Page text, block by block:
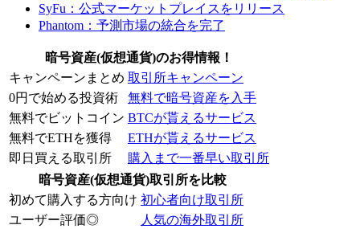
SyFu：公式マーケットプレイスをリリース
Phantom：予測市場の統合を完了
暗号資産(仮想通貨)のお得情報！
キャンペーンまとめ 取引所キャンペーン
0円で始める投資術
無料で暗号資産を入手
無料でビットコイン BTCが貰えるサービス
無料でETHを獲得
ETHが貰えるサービス
即日買える取引所
購入まで一番早い取引所
暗号資産(仮想通貨)取引所を比較
初めて購入する方向け 初心者向け取引所
ユーザー評価◎
人気の海外取引所